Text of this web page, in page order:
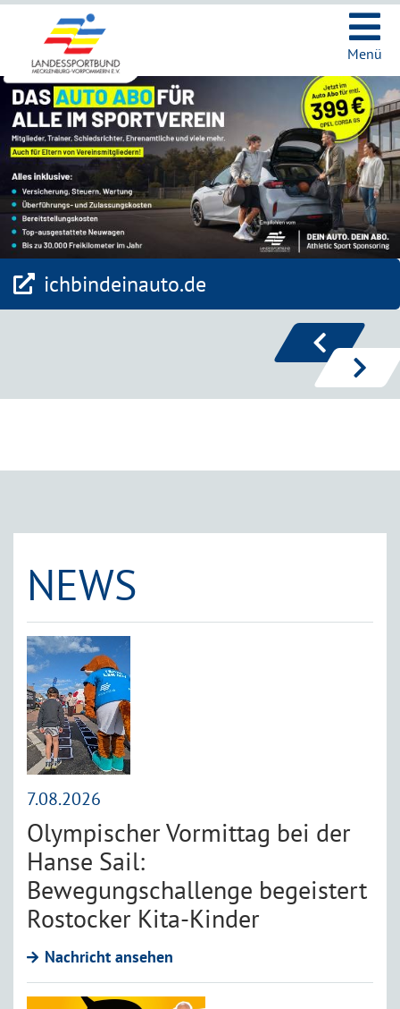
Menü
ichbindeinauto.de
zurück
vor
NEWS
7.08.2026
Olympischer Vormittag bei der
Hanse Sail:
Bewegungschallenge begeistert
Rostocker Kita-Kinder
Nachricht ansehen